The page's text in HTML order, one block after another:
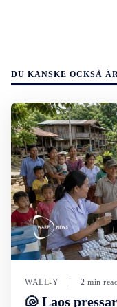
DU KANSKE OCKSÅ
WALL-Y 2 min
🐚 Laos